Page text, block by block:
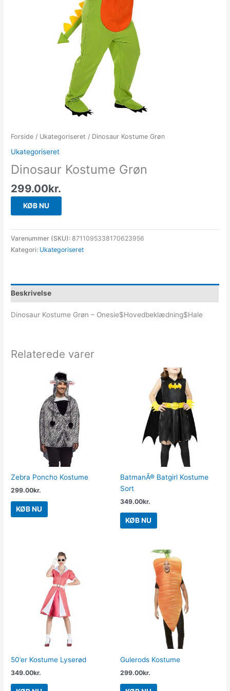
Forside / Ukategoriseret / Dinosaur Kostume Grøn
Ukategoriseret
Dinosaur Kostume Grøn
299.00kr.
KØB NU
Varenummer (SKU):8711095338170623956
Kategori: Ukategoriseret
Beskrivelse
Dinosaur Kostume Grøn – Onesie$Hovedbeklædning$Hale
Relaterede varer
Zebra Poncho Kostume
299.00kr.
KØB NU
BatmanÂ® Batgirl Kostume
Sort
349.00kr.
KØB NU
50’er Kostume Lyserød
349.00kr.
Gulerods Kostume
299.00kr.